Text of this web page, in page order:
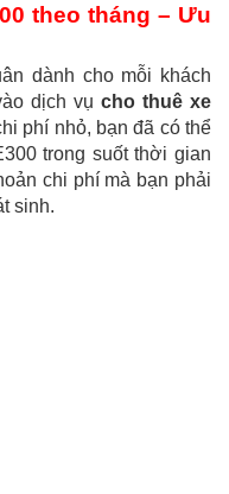
theo tháng – Ưu
dành cho mỗi khách
dịch vụ cho thuê xe
phí nhỏ, bạn đã có thể
trong suốt thời gian
chi phí mà bạn phải
sinh.